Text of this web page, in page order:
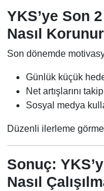
YKS’ye Son
Nasıl
Son dönemde
Günlük küçük
Net artışlarını
Sosyal medya
Düzenli ilerleme
Sonuç:
Nasıl